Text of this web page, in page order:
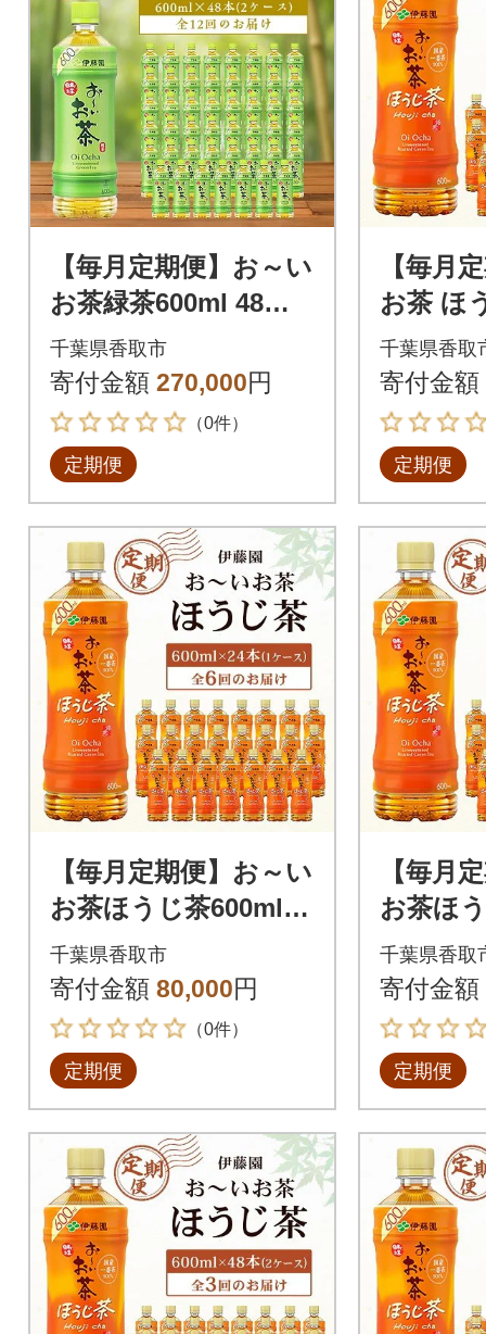
【毎月定期便】お～い
お茶緑茶600ml 48本(2
ケース)伊藤園全12回
千葉県香取市
寄付金額 270,000円
（0件）
定期便
【毎月
お茶 ほ
24本(1
全3回
千葉県香取
寄付金額
定期便
【毎月定期便】お～い
お茶ほうじ茶600ml 2
4本(ケース)伊藤園全6
回
千葉県香取市
寄付金額 80,000円
（0件）
定期便
【毎月
お茶ほ
4本(ケ
2回
千葉県香取
寄付金額
定期便